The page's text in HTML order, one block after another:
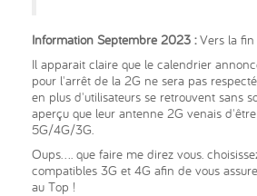
Information Septembre 2023 :Vers la
Il apparait claire que le calendrier
pour l'arrêt de la 2G ne sera pas
en plus d'utilisateurs se retrouvent sans
aperçu que leur antenne 2G venais
5G/4G/3G.
Oups.... que faire me direz vous.
compatibles 3G et 4G afin de vous
au Top !